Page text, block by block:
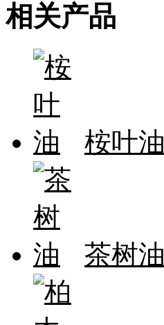
相关产品
桉叶油
茶树油